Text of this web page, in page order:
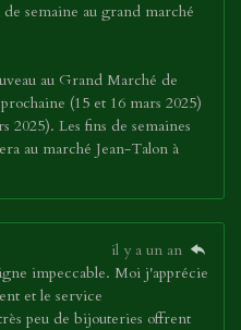
semaine au grand marché
au Grand Marché de
(15 et 16 mars 2025)
2025). Les fins de semaines
au marché Jean-Talon à
il y a un an
impeccable. Moi j'apprécie
et le service
peu de bijouteries offrent